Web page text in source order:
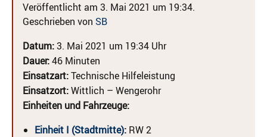
Veröffentlicht am 3. Mai 2021 um 19:34.
Geschrieben von SB
Datum:3. Mai 2021 um 19:34 Uhr
Dauer:46 Minuten
Einsatzart:Technische Hilfeleistung
Einsatzort:Wittlich – Wengerohr
Einheiten und Fahrzeuge:
Einheit I (Stadtmitte): RW 2